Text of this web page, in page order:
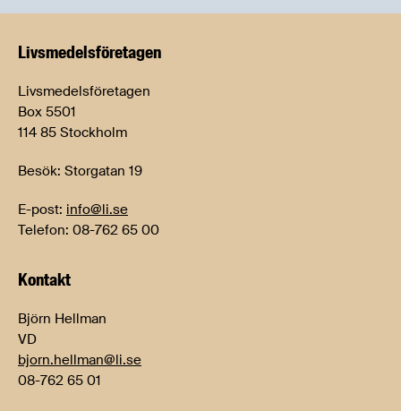
Livsmedels­företagen
Livsmedelsföretagen
Box 5501
114 85 Stockholm
Besök: Storgatan 19
E-post: info@li.se
Telefon: 08-762 65 00
Kontakt
Björn Hellman
VD
bjorn.hellman@li.se
08-762 65 01